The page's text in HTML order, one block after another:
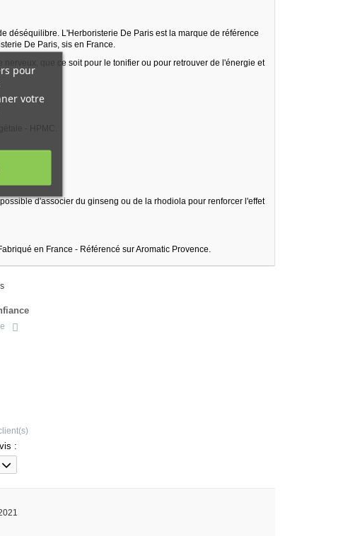
déséquilibre. L'Herboristerie De Paris est la marque de référence
De Paris, sis en France.
que ce soit pour le tonifier ou pour retrouver de l'énergie et
- HPMC.
d'associer du ginseng ou de la rhodiola pour renforcer l'effet
en France - Référencé sur Aromatic Provence.
:
pour
votre